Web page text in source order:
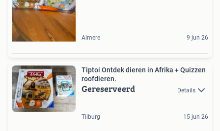
Almere 9 jun 26
Tiptoi Ontdek dieren in Afrika + Quizzen
roofdieren.
Gereserveerd Details
Tilburg 15 jun 26